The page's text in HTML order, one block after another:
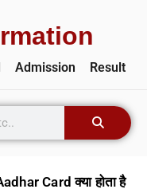
Admission Result
Card क्या होता है